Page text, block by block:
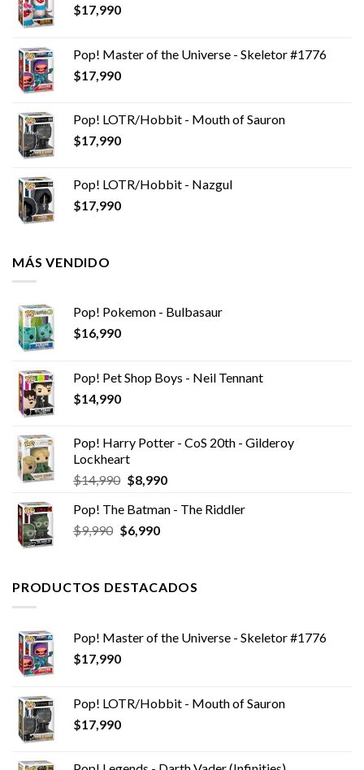
$17,990
Pop! Master of the Universe - Skeletor #1776
$17,990
Pop! LOTR/Hobbit - Mouth of Sauron
$17,990
Pop! LOTR/Hobbit - Nazgul
$17,990
MÁS VENDIDO
Pop! Pokemon - Bulbasaur
$16,990
Pop! Pet Shop Boys - Neil Tennant
$14,990
Pop! Harry Potter - CoS 20th - Gilderoy
Lockheart
$14,990 El
original
era:
$8,990El
actual
Pop! The Batman - The Riddler
$9,990 El
era:
$6,990El
es:
PRODUCTOS DESTACADOS
Pop! Master of the Universe - Skeletor #1776
$17,990
Pop! LOTR/Hobbit - Mouth of Sauron
$17,990